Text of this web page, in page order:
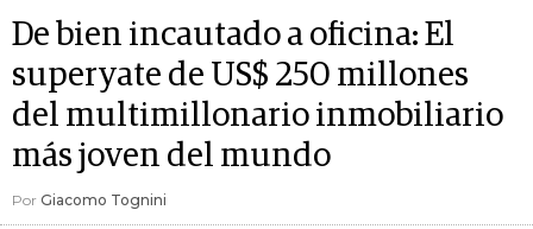
De bien incautado a oficina: El
superyate de US$ 250 millones
del multimillonario inmobiliario
más joven del mundo
Por Giacomo Tognini